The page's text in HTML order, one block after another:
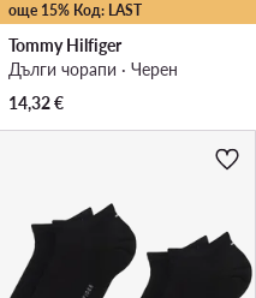
още 15% Код: LAST
Tommy Hilfiger
Дълги чорапи · Черен
14,32€